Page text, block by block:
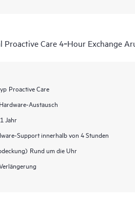
Proactive Care 4‑Hour Exchange
Proactive Care
Hardware-Austausch
1 Jahr
Support innerhalb von 4 Stunden
Rund um die Uhr